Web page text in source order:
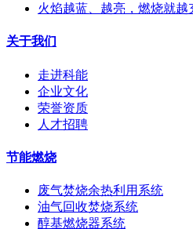
火焰越蓝、越亮，燃烧就越
关于我们
走进科能
企业文化
荣誉资质
人才招聘
节能燃烧
废气焚烧余热利用系统
油气回收焚烧系统
醇基燃烧器系统